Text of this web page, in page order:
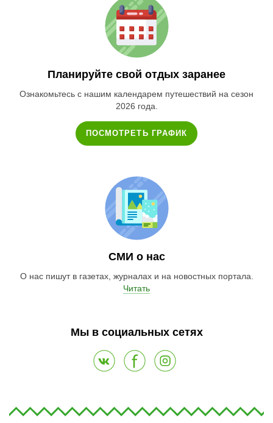
Планируйте свой отдых заранее
Ознакомьтесь с нашим календарем путешествий на сезон
2026 года.
ПОСМОТРЕТЬ ГРАФИК
СМИ о нас
О нас пишут в газетах, журналах и на новостных портала.
Читать
Мы в социальных сетях